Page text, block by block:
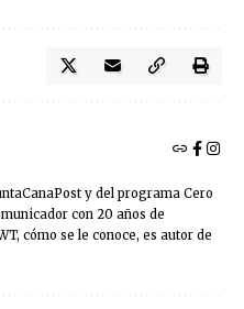
y del programa Cero
con 20 años de
cómo se le conoce, es autor de